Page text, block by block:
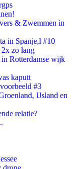
& Zwemmen in
in Spanje,l #10
zo lang
in Rotterdamse wijk
kaputt
#3
IJsland en
relatie?